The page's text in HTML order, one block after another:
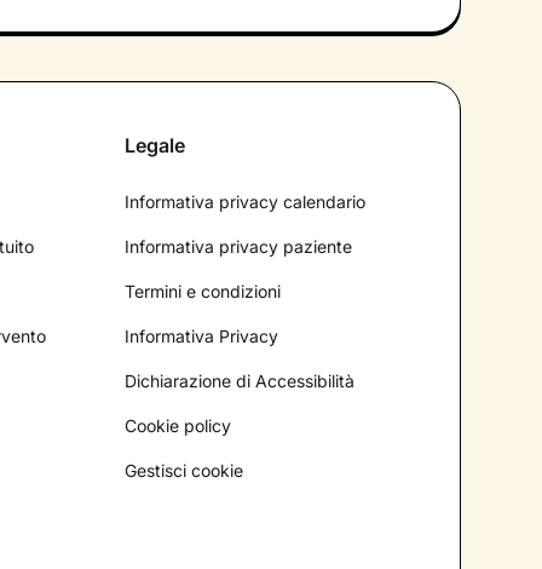
Legale
Informativa privacy calendario
Informativa privacy paziente
Termini e condizioni
Informativa Privacy
Dichiarazione di Accessibilità
Cookie policy
Gestisci cookie